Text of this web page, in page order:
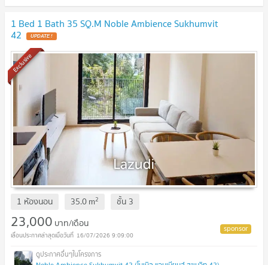
1 Bed 1 Bath 35 SQ.M Noble Ambience Sukhumvit
42
Exclusive
1 ห้องนอน 35.0m2 ชั้น 3
23,000 บาท/เดือน
16/07/2026 9:09:00